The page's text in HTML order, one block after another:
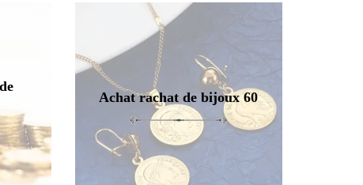
Achat rachat de bijoux 60